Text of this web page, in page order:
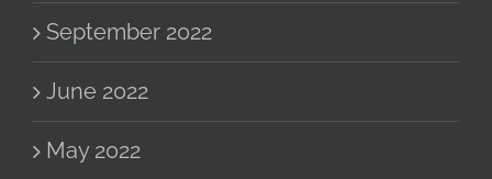
September 2022
June 2022
May 2022